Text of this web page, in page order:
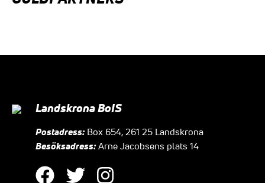
Landskrona BoIS
Postadress: Box 654, 261 25 Landskrona
Besöksadress: Arne Jacobsens plats 14